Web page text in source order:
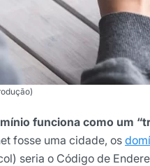
funciona como um
fosse uma cidade, os
seria o Código de